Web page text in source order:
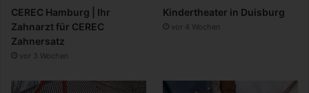
CEREC Hamburg | Ihr
Zahnarzt für CEREC
Zahnersatz
vor 3 Wochen
Kindertheater in Duisburg
vor 4 Wochen